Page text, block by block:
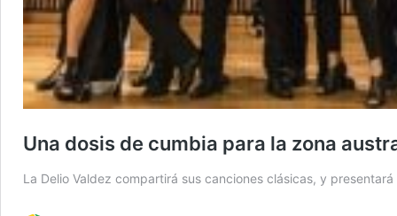
Una dosis de cumbia para la zona
La Delio Valdez compartirá sus canciones clásicas, y